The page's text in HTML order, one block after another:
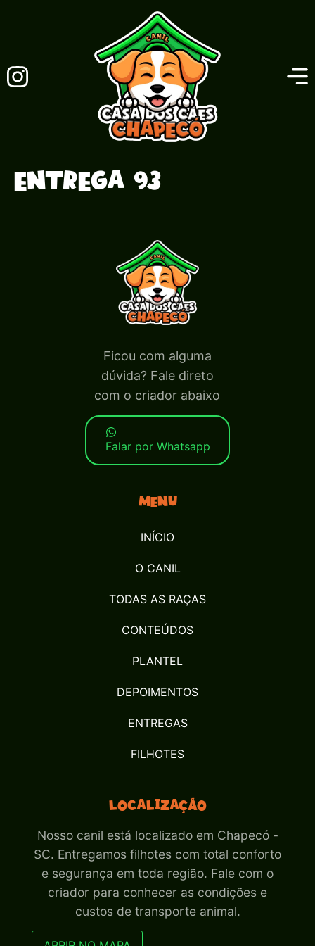
Entrega 93
Ficou com alguma
dúvida? Fale direto
com o criador abaixo
Falar por Whatsapp
Menu
INÍCIO
O CANIL
TODAS AS RAÇAS
CONTEÚDOS
PLANTEL
DEPOIMENTOS
ENTREGAS
FILHOTES
Localização
Nosso canil está localizado em Chapecó -
SC. Entregamos filhotes com total conforto
e segurança em toda região. Fale com o
criador para conhecer as condições e
custos de transporte animal.